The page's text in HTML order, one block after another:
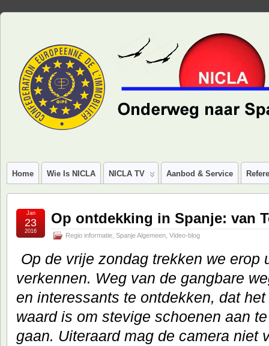
Home Wie Is NICLA NICLA TV Aanbod & Service
Op ontdekking in Spanje: van
Regio informatie Spanje Algemeen Video-blog
Jan
23
2016
Op de vrije zondag trekken we erop
verkennen. Weg van de gangbare
en interessants te ontdekken, dat
waard is om stevige schoenen aan
gaan. Uiteraard mag de camera niet